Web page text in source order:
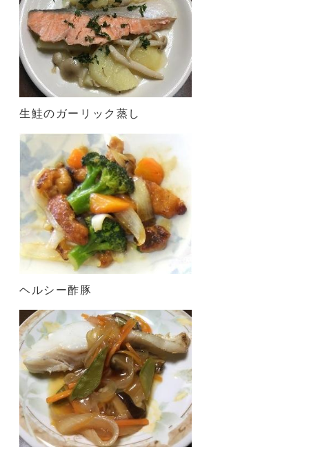
生鮭のガーリック蒸し
ヘルシー酢豚